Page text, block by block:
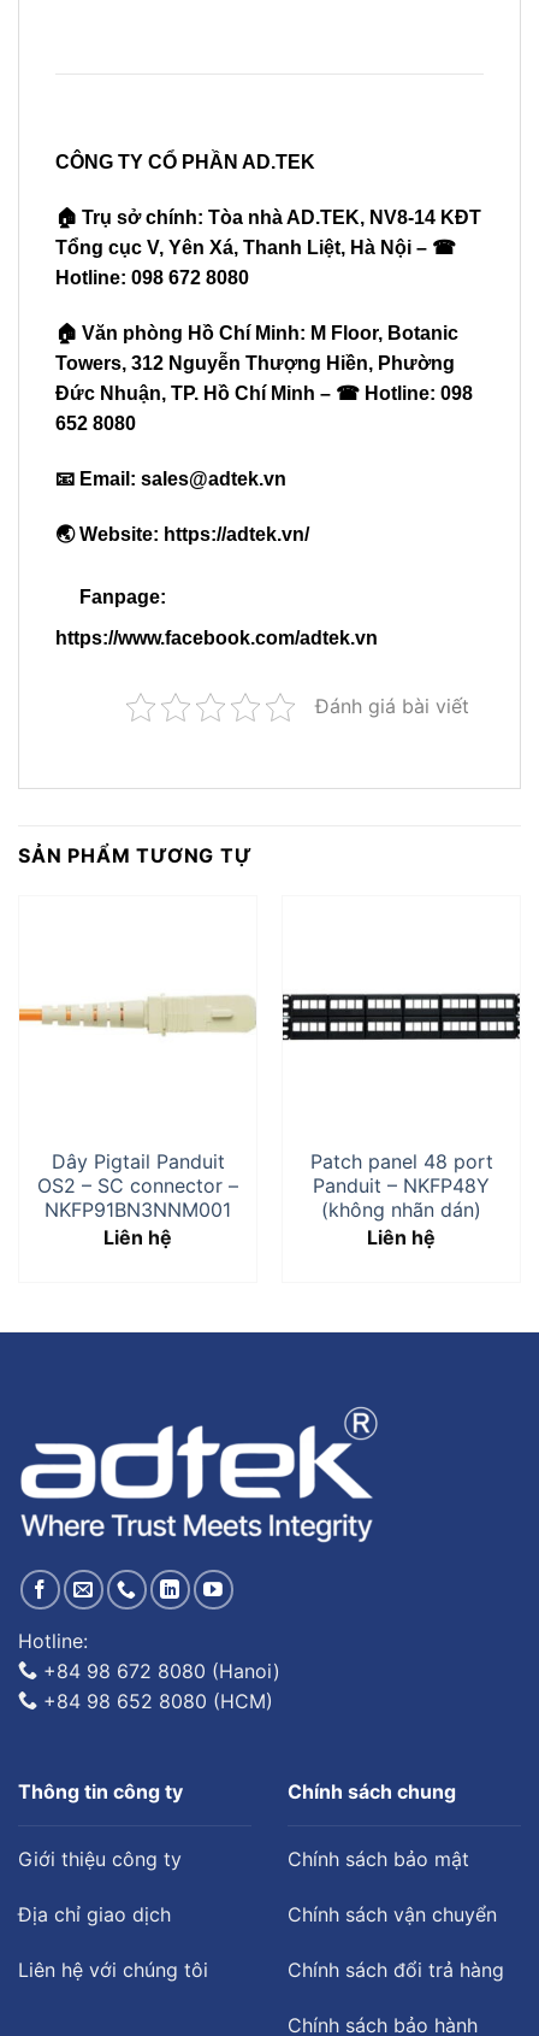
CÔNG TY CỔ PHẦN AD.TEK
🏠 Trụ sở chính: Tòa nhà AD.TEK, NV8-14 KĐT
Tổng cục V, Yên Xá, Thanh Liệt, Hà Nội – ☎
Hotline: 098 672 8080
🏠 Văn phòng Hồ Chí Minh: M Floor, Botanic
Towers, 312 Nguyễn Thượng Hiền, Phường
Đức Nhuận, TP. Hồ Chí Minh – ☎ Hotline: 098
652 8080
📧 Email: sales@adtek.vn
🌏 Website: https://adtek.vn/
Fanpage:
https://www.facebook.com/adtek.vn
Đánh giá bài viết
SẢN PHẨM TƯƠNG TỰ
Dây Pigtail Panduit
OS2 – SC connector –
NKFP91BN3NNM001
Liên hệ
Patch panel 48 port
Panduit – NKFP48Y
(không nhãn dán)
Liên hệ
Hotline:
+84 98 672 8080 (Hanoi)
+84 98 652 8080 (HCM)
Thông tin công ty
Giới thiệu công ty
Địa chỉ giao dịch
Liên hệ với chúng tôi
Chính sách chung
Chính sách bảo mật
Chính sách vận chuyển
Chính sách đổi trả hàng
Chính sách bảo hành